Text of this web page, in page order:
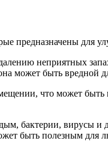
предназначены для
неприятных
может быть вредной
что может
бактерии, вирусы
быть полезным для